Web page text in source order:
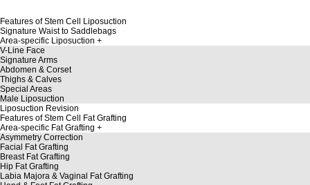
Features of Stem Cell Liposuction
Signature Waist to Saddlebags
Area-specific Liposuction
V-Line Face
Signature Arms
Abdomen & Corset
Thighs & Calves
Special Areas
Male Liposuction
Liposuction Revision
Features of Stem Cell Fat Grafting
Area-specific Fat Grafting
Asymmetry Correction
Facial Fat Grafting
Breast Fat Grafting
Hip Fat Grafting
Labia Majora & Vaginal Fat Grafting